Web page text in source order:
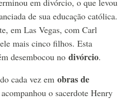
em divórcio, o que levou
de sua educação católica.
em Las Vegas, com Carl
mais cinco filhos. Esta
desembocou no divórcio.
cada vez em obras de
o sacerdote Henry